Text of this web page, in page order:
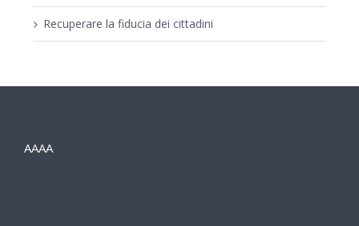
Recuperare la fiducia dei cittadini
AAAA